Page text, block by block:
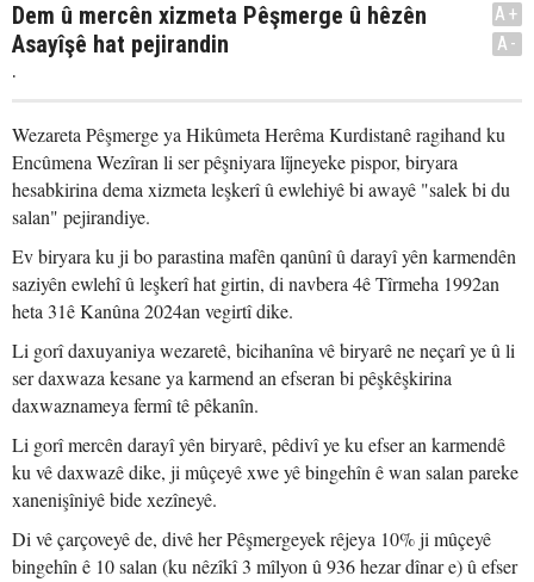
Dem û mercên xizmeta Pêşmerge û hêzên
Asayîşê hat pejirandin
.
A+
A-
Wezareta Pêşmerge ya Hikûmeta Herêma Kurdistanê ragihand ku
Encûmena Wezîran li ser pêşniyara lîjneyeke pispor, biryara
hesabkirina dema xizmeta leşkerî û ewlehiyê bi awayê "salek bi du
salan" pejirandiye.
Ev biryara ku ji bo parastina mafên qanûnî û darayî yên karmendên
saziyên ewlehî û leşkerî hat girtin, di navbera 4ê Tîrmeha 1992an
heta 31ê Kanûna 2024an vegirtî dike.
Li gorî daxuyaniya wezaretê, bicihanîna vê biryarê ne neçarî ye û li
ser daxwaza kesane ya karmend an efseran bi pêşkêşkirina
daxwaznameya fermî tê pêkanîn.
Li gorî mercên darayî yên biryarê, pêdivî ye ku efser an karmendê
ku vê daxwazê dike, ji mûçeyê xwe yê bingehîn ê wan salan pareke
xanenişîniyê bide xezîneyê.
Di vê çarçoveyê de, divê her Pêşmergeyek rêjeya 10% ji mûçeyê
bingehîn ê 10 salan (ku nêzîkî 3 mîlyon û 936 hezar dînar e) û efser